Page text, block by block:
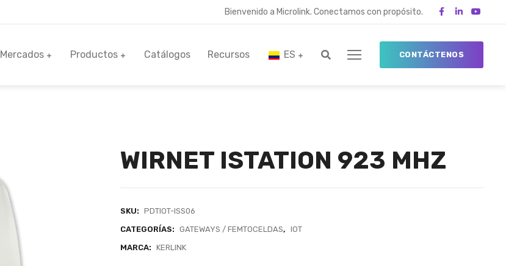
Bienvenido a Microlink. Conectamos con propósito.
Mercados Productos Catálogos Recursos ES CONTÁCTENOS
WIRNET ISTATION 923 MHZ
SKU: PDTIOT-ISS06
CATEGORÍAS: GATEWAYS / FEMTOCELDAS, IOT
MARCA: KERLINK